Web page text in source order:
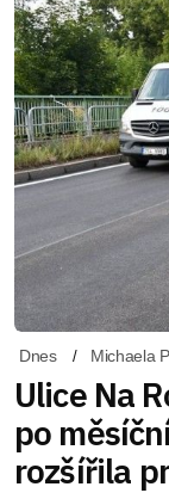
Dnes Michaela
Ulice Na
po
rozšířila